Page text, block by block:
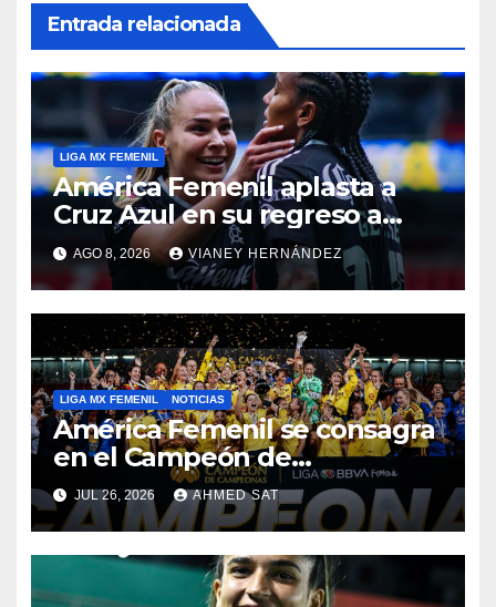
Entrada relacionada
LIGA MX FEMENIL
América Femenil aplasta a
Cruz Azul en su regreso a
casa
AGO 8, 2026 VIANEY HERNÁNDEZ
LIGA MX FEMENIL NOTICIAS
América Femenil se consagra
en el Campeón de
Campeonas
JUL 26, 2026 AHMED SAT